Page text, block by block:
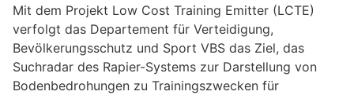
Mit dem Projekt Low Cost Training Emitter (LCTE)
verfolgt das Departement für Verteidigung,
Bevölkerungsschutz und Sport VBS das Ziel, das
Suchradar des Rapier-Systems zur Darstellung von
Bodenbedrohungen zu Trainingszwecken für